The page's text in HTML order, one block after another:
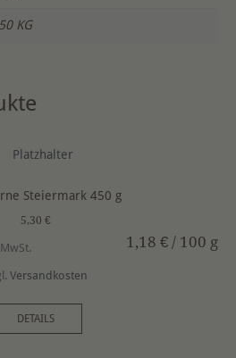
KG
Steiermark 450 g
5,30 €
1,18 € / 100 g
Versandkosten
DETAILS